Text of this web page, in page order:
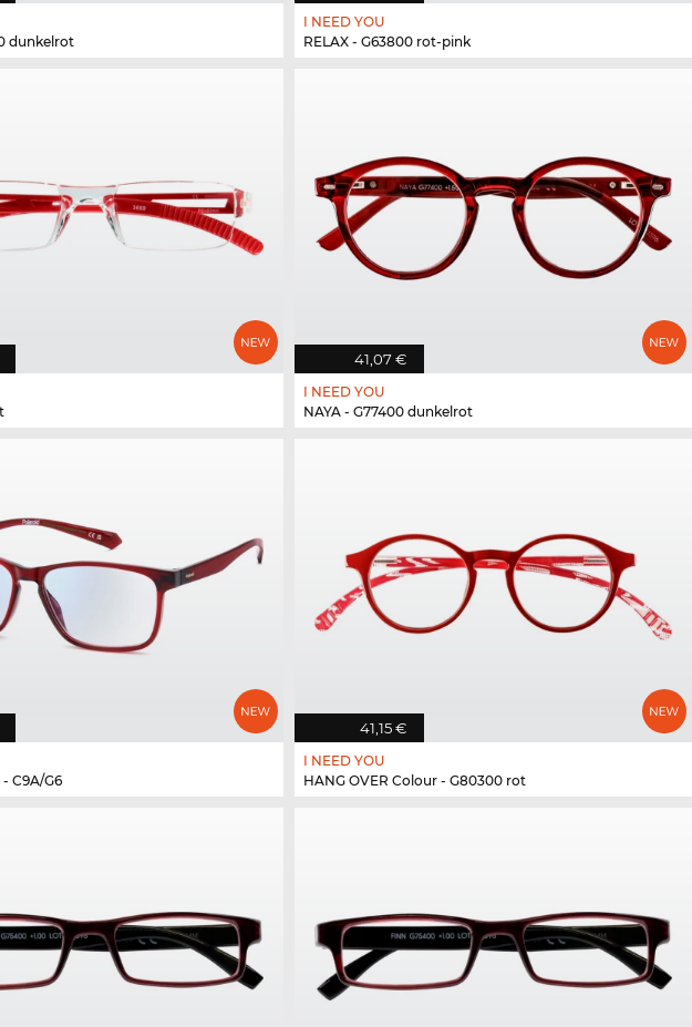
dunkelrot
I NEED YOU
RELAX - G63800 rot-pink
41,07 €
I NEED YOU
NAYA - G77400 dunkelrot
C9A/G6
41,15 €
I NEED YOU
HANG OVER Colour - G80300 rot